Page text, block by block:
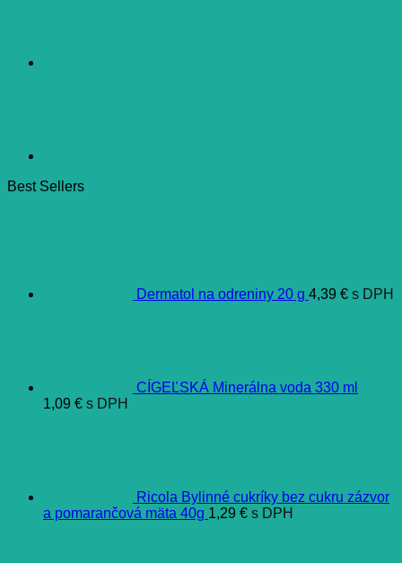
Best Sellers
Dermatol na odreniny 20 g 4,39 € s DPH
CÍGEĽSKÁ Minerálna voda 330 ml
1,09 € s DPH
Ricola Bylinné cukríky bez cukru zázvor
a pomarančová mäta 40g 1,29 € s DPH